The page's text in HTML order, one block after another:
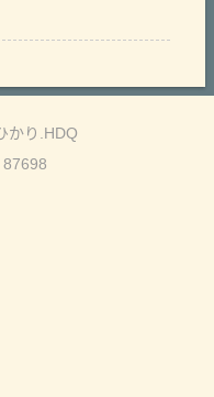
かり.HDQ
87698